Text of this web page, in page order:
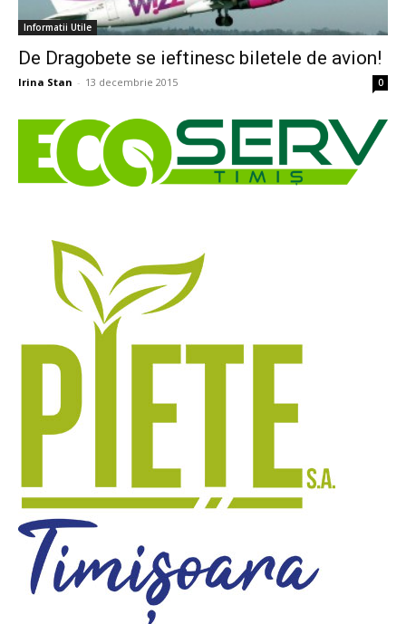
Informatii Utile
De Dragobete se ieftinesc biletele de avion!
Irina Stan - 13 decembrie 2015 0